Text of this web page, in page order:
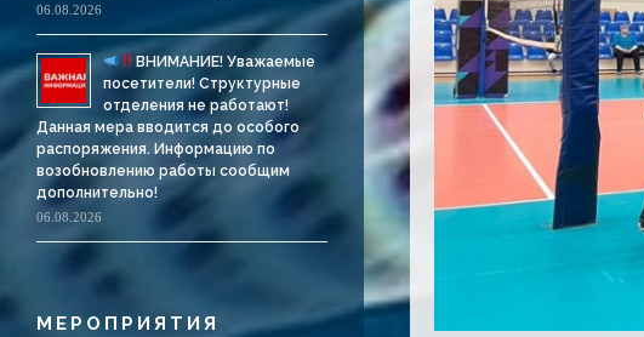
06.08.2026
ВНИМАНИЕ! Уважаемые
посетители! Структурные
отделения не работают!
Данная мера вводится до особого
распоряжения. Информацию по
возобновлению работы сообщим
дополнительно!
06.08.2026
МЕРОПРИЯТИЯ